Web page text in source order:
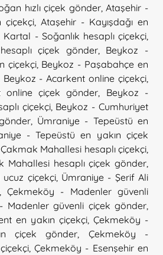
hızlı çiçek gönder,Ataşehir -
çiçekçi Ataşehir - Kayışdağı en
Kartal - Soğanlık hesaplı çiçekçi
çiçek gönder, Beykoz -
çiçekçi, Beykoz - Paşabahçe en
Beykoz - Acarkent online çiçekçi
online çiçek gönder
Beykoz -
çiçekçi, Beykoz - Cumhuriyet
, Ümraniye - Tepeüstü en
- Tepeüstü en yakın çiçek
Mahallesi hesaplı çiçekçi
Mahallesi hesaplı çiçek gönder
çiçekçi, Ümraniye - Şerif Ali
Çekmeköy - Madenler güvenli
Madenler güvenli çiçek gönder
en yakın çiçekçi Çekmeköy -
çiçek gönder
Çekmeköy -
,Çekmeköy - Esenşehir en